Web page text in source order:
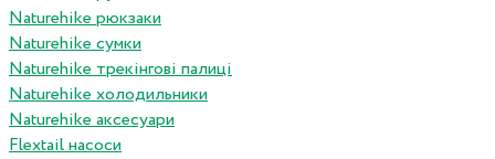
Naturehike рюкзаки
Naturehike сумки
Naturehike трекінгові палиці
Naturehike холодильники
Naturehike аксесуари
Flextail насоси